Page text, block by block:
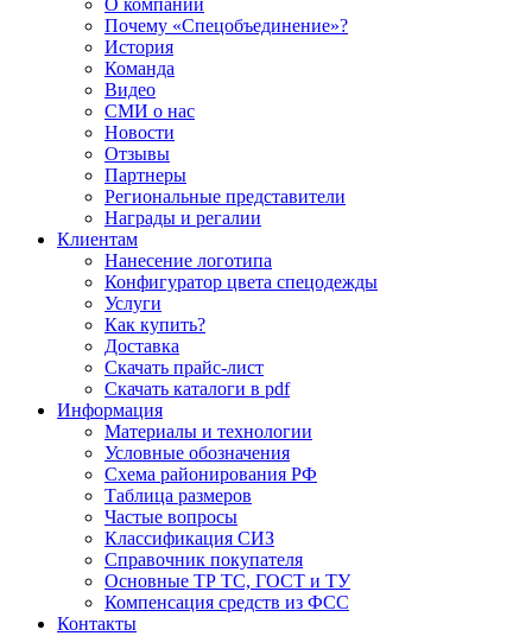
О компании
Почему «Спецобъединение»?
История
Команда
Видео
СМИ о нас
Новости
Отзывы
Партнеры
Региональные представители
Награды и регалии
Клиентам
Нанесение логотипа
Конфигуратор цвета спецодежды
Услуги
Как купить?
Доставка
Скачать прайс-лист
Скачать каталоги в pdf
Информация
Материалы и технологии
Условные обозначения
Схема районирования РФ
Таблица размеров
Частые вопросы
Классификация СИЗ
Справочник покупателя
Основные ТР ТС, ГОСТ и ТУ
Компенсация средств из ФСС
Контакты